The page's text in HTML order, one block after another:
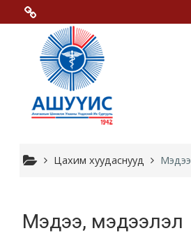
Үндсэн гарчигт очих
Menu 2
Moodle community
Moodle free
Moodle
Цахим хуудаснууд
Мэдээ, мэдээлэл